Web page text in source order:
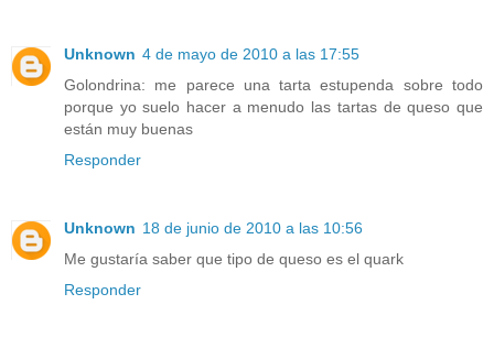
Unknown 4 de mayo de 2010 a las 17:55
Golondrina: me parece una tarta estupenda sobre todo
porque yo suelo hacer a menudo las tartas de queso que
están muy buenas
Responder
Unknown 18 de junio de 2010 a las 10:56
Me gustaría saber que tipo de queso es el quark
Responder